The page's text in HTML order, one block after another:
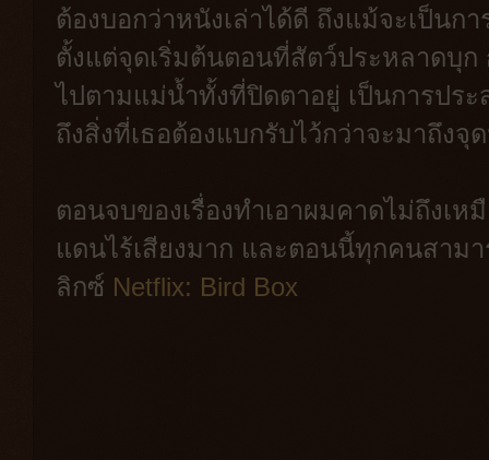
ต้องบอกว่าหนังเล่าได้ดี ถึงแม้จะเป็นก
ตั้งแต่จุดเริ่มต้นตอนที่สัตว์ประหลาดบุ
ไปตามแม่น้ำทั้งที่ปิดตาอยู่ เป็นการประ
ถึงสิ่งที่เธอต้องแบกรับไว้กว่าจะมาถึงจุ
ตอนจบของเรื่องทำเอาผมคาดไม่ถึงเ
แดนไร้เสียงมาก และตอนนี้ทุกคนสาม
ลิกซ์ Netflix: Bird Box